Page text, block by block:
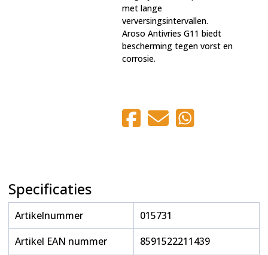
met lange
verversingsintervallen.
Aroso Antivries G11 biedt
bescherming tegen vorst en
corrosie.
Specificaties
Artikelnummer
015731
Artikel EAN nummer
8591522211439